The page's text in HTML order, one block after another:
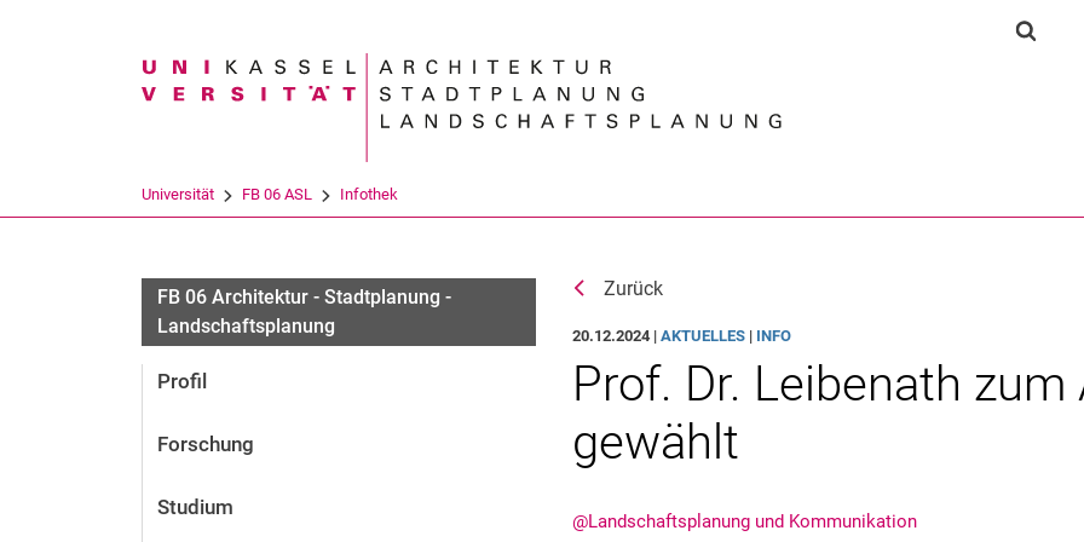
Springe direkt zu: Inhalt
Springe direkt zu: Suche
Springe direkt zu:
Suchbegriff
Universität FB 06 ASL Infothek
FB 06 Architektur - Stadtplanung -
Landschaftsplanung
Profil
Forschung
Studium
Zurück
20.12.2024 |AKTUELLES | INFO
Prof. Dr. Leibenath
gewählt
@Landschaftsplanung und Kommunikation